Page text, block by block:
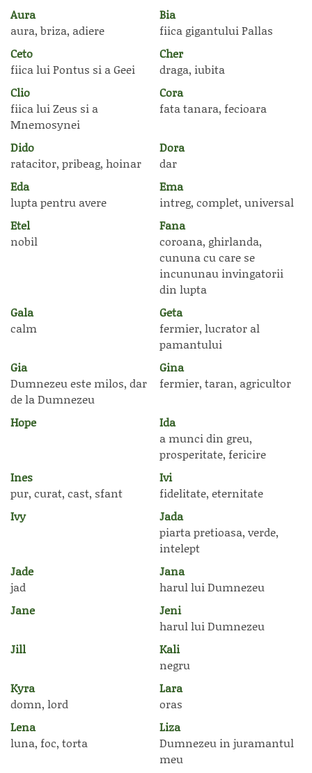
Aura
aura, briza, adiere
Bia
fiica gigantului Pallas
Ceto
fiica lui Pontus si a Geei
Cher
draga, iubita
Clio
fiica lui Zeus si a
Mnemosynei
Cora
fata tanara, fecioara
Dido
ratacitor, pribeag, hoinar
Dora
dar
Eda
lupta pentru avere
Ema
intreg, complet, universal
Etel
nobil
Fana
coroana, ghirlanda,
cununa cu care se
incununau invingatorii
din lupta
Gala
calm
Geta
fermier, lucrator al
pamantului
Gia
Dumnezeu este milos, dar
de la Dumnezeu
Gina
fermier, taran, agricultor
Hope
Ida
a munci din greu,
prosperitate, fericire
Ines
pur, curat, cast, sfant
Ivi
fidelitate, eternitate
Ivy
Jada
piarta pretioasa, verde,
intelept
Jade
jad
Jana
harul lui Dumnezeu
Jane
Jeni
harul lui Dumnezeu
Jill
Kali
negru
Kyra
domn, lord
Lara
oras
Lena
luna, foc, torta
Liza
Dumnezeu in juramantul
meu